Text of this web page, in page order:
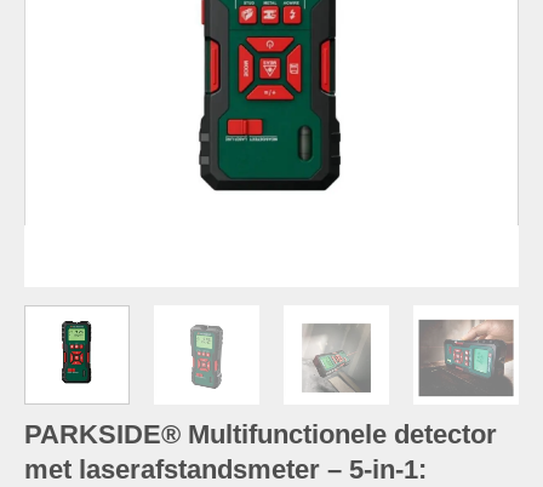
PARKSIDE® Multifunctionele detector
met laserafstandsmeter – 5-in-1: